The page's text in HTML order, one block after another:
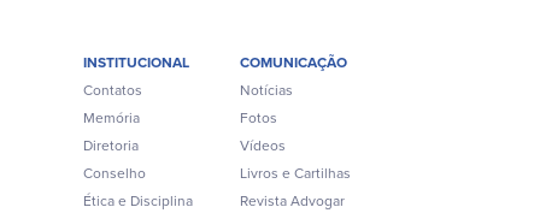
INSTITUCIONAL
Contatos
Memória
Diretoria
Conselho
Ética e Disciplina
COMUNICAÇÃO
Notícias
Fotos
Vídeos
Livros e Cartilhas
Revista Advogar